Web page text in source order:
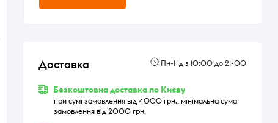
Доставка Пн-Нд з 10:00 до 21-00
Безкоштовна доставка по Києву
при сумі замовлення від 4000 грн., мінімальна сума
замовлення від 2000 грн.